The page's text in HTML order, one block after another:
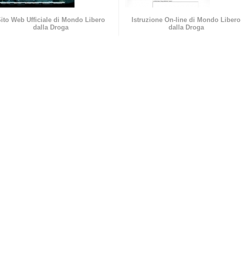
Web Ufficiale di Mondo Libero
dalla Droga
Istruzione On-line di Mondo Libero
dalla Droga